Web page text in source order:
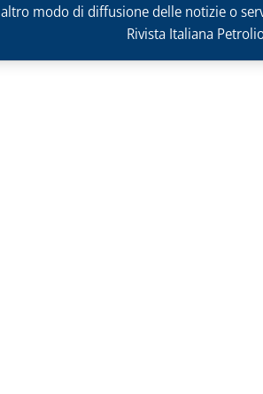
altro modo di diffusione delle notizie o
Rivista Italiana